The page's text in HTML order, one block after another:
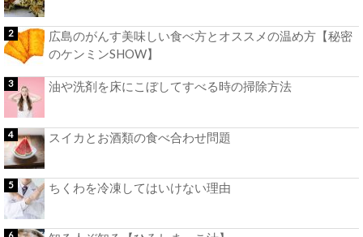
広島のがんす美味しい食べ方とオススメの温め方【秘密
のケンミンSHOW】
油や洗剤を床にこぼしてすべる時の掃除方法
スイカとお酒類の食べ合わせ問題
ちくわを冷凍してはいけない理由